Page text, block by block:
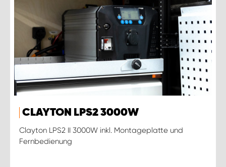
CLAYTON LPS2 3000W
Clayton LPS2 II 3000W inkl. Montageplatte und
Fernbedienung